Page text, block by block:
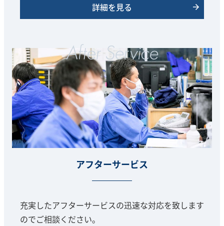
詳細を見る
アフターサービス
充実したアフターサービスの迅速な対応を致します
のでご相談ください。